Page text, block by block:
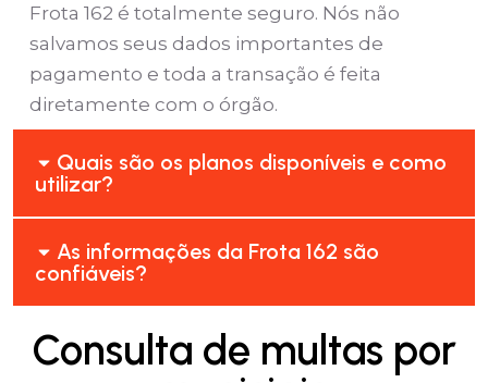
Frota 162 é totalmente seguro. Nós não
salvamos seus dados importantes de
pagamento e toda a transação é feita
diretamente com o órgão.
Quais são os planos disponíveis e como
utilizar?
As informações da Frota 162 são
confiáveis?
Consulta de multas por